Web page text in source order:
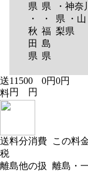
県
・
秋
田
県
県
・
福
島
県
・神奈川
県 ・山
梨県
送
料
1150
円
0
円
0円0円
送料分消費
税
この料
離島他の扱
離島・